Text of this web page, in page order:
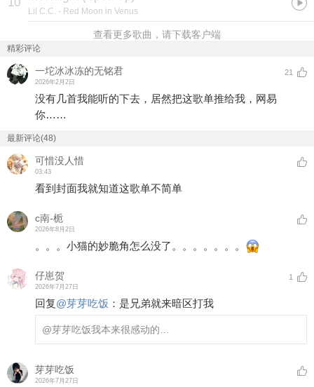
Lil C.C. - Red Moon in Venus
查看更多歌曲，请下载客户端
精彩评论
一坨冰冰冻的无铭君
2026年2月2日
21
没有几首我能听的下去，居然把这歌单推给我，网易
你……
最新评论(48)
可惜没人惜
03:43
看到封面我就知道这歌单不简单
c南-栀
2026年8月2日
。。。小猫的妙脆角怎么没了。。。。。。。
仔崽贺
2026年7月27日
1
回复@芽芽吃饭 ： 是兄弟就来暗区打我
@芽芽吃饭我本来很感动的…
芽芽吃饭
2026年7月27日